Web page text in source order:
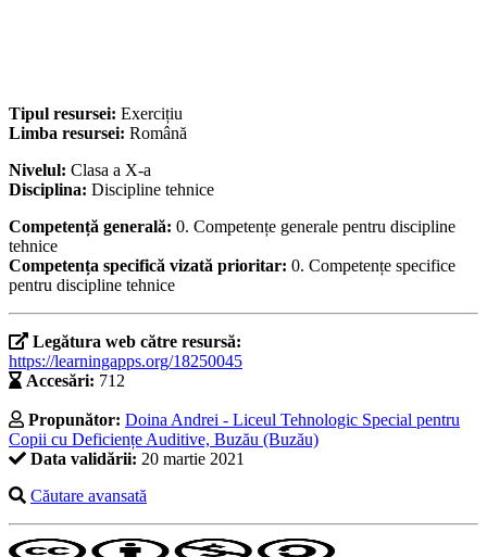
Tipul resursei: Exercițiu
Limba resursei: Română
Nivelul: Clasa a X-a
Disciplina: Discipline tehnice
Competență generală: 0. Competențe generale pentru discipline
tehnice
Competența specifică vizată prioritar: 0. Competențe specifice
pentru discipline tehnice
Legătura web către resursă:
https://learningapps.org/18250045
Accesări: 712
Propunător: Doina Andrei - Liceul Tehnologic Special pentru
Copii cu Deficiențe Auditive, Buzău (Buzău)
Data validării: 20 martie 2021
Căutare avansată